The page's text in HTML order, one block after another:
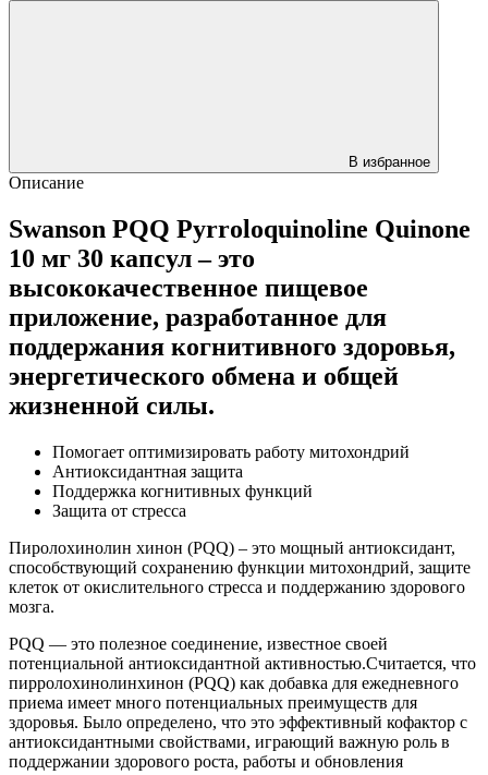
В избранное
Описание
Swanson PQQ Pyrroloquinoline Quinone
10 мг 30 капсул – это
высококачественное пищевое
приложение, разработанное для
поддержания когнитивного здоровья,
энергетического обмена и общей
жизненной силы.
Помогает оптимизировать работу митохондрий
Антиоксидантная защита
Поддержка когнитивных функций
Защита от стресса
Пиролохинолин хинон (PQQ) – это мощный антиоксидант,
способствующий сохранению функции митохондрий, защите
клеток от окислительного стресса и поддержанию здорового
мозга.
PQQ — это полезное соединение, известное своей
потенциальной антиоксидантной активностью.Считается, что
пирролохинолинхинон (PQQ) как добавка для ежедневного
приема имеет много потенциальных преимуществ для
здоровья. Было определено, что это эффективный кофактор с
антиоксидантными свойствами, играющий важную роль в
поддержании здорового роста, работы и обновления